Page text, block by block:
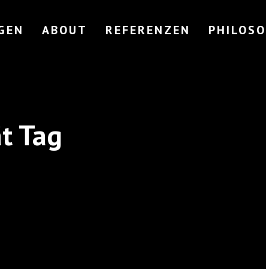
ABOUT REFERENZEN
Tag